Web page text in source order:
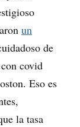
un
de
covid
Eso es
la tasa